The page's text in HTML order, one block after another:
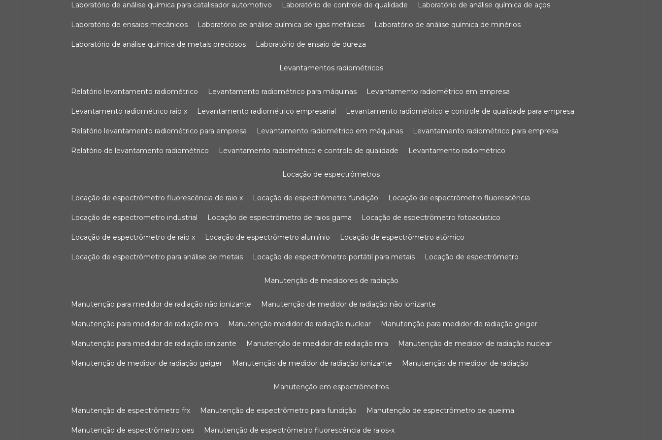
laboratório de análise química para catalisador automotivo laboratório de controle de qualidade laboratório de análise química de aços
laboratório de ensaios mecânicos laboratório de análise química de ligas metálicas laboratório de análise química de minérios
laboratório de análise química de metais preciosos laboratório de ensaio de dureza
levantamentos radiométricos
relatório levantamento radiométrico levantamento radiométrico para máquinas levantamento radiométrico em empresa
levantamento radiométrico raio x levantamento radiométrico empresarial levantamento radiométrico e controle de qualidade para empresa
relatório levantamento radiométrico para empresa levantamento radiométrico em máquinas levantamento radiométrico para empresa
relatório de levantamento radiométrico levantamento radiométrico e controle de qualidade levantamento radiométrico
locação de espectrômetros
locação de espectrômetro fluorescência de raio x locação de espectrômetro fundição locação de espectrômetro fluorescência
locação de espectrometro industrial locação de espectrômetro de raios gama locação de espectrômetro fotoacústico
locação de espectrômetro de raio x locação de espectrômetro alumínio locação de espectrômetro atômico
locação de espectrômetro para análise de metais locação de espectrômetro portátil para metais locação de espectrômetro
manutenção de medidores de radiação
manutenção para medidor de radiação não ionizante manutenção de medidor de radiação não ionizante
manutenção para medidor de radiação mra manutenção medidor de radiação nuclear manutenção para medidor de radiação geiger
manutenção para medidor de radiação ionizante manutenção de medidor de radiação mra manutenção de medidor de radiação nuclear
manutenção de medidor de radiação geiger manutenção de medidor de radiação ionizante manutenção de medidor de radiação
manutenção em espectrômetros
manutenção de espectrômetro frx manutenção de espectrômetro para fundição manutenção de espectrômetro de queima
manutenção de espectrômetro oes manutenção de espectrômetro fluorescência de raios-x